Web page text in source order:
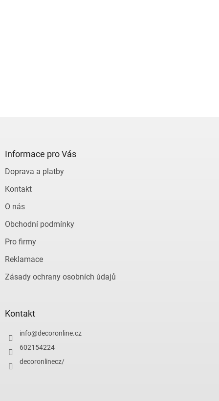
Informace pro Vás
Doprava a platby
Kontakt
O nás
Obchodní podmínky
Pro firmy
Reklamace
Zásady ochrany osobních údajů
Kontakt
info@decoronline.cz
602154224
decoronlinecz/